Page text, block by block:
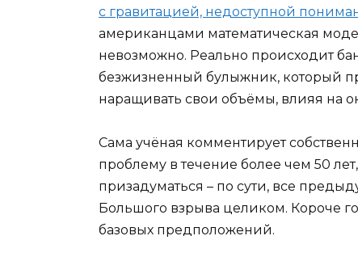
с гравитацией, недоступной
американцами математическая
невозможно. Реально происходит
безжизненный булыжник, который
наращивать свои объёмы, влияя на
Сама учёная комментирует
проблему в течение более чем 50
призадуматься – по сути, все
Большого взрыва целиком. Короче
базовых предположений.